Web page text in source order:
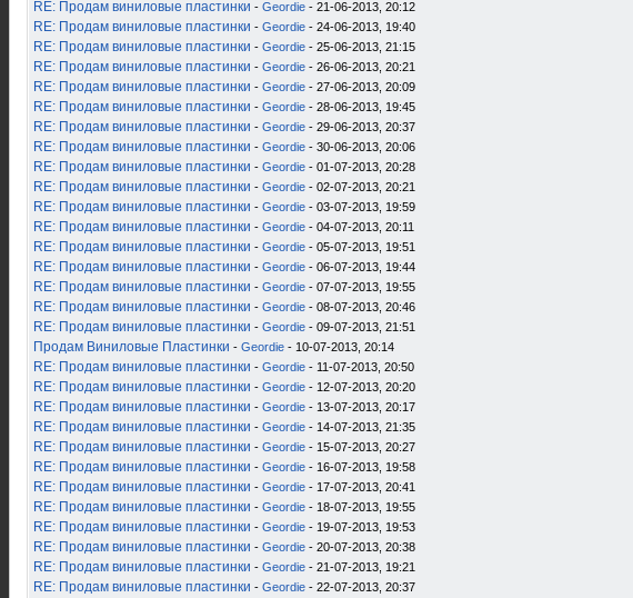
RE: Продам виниловые пластинки - Geordie - 21-06-2013, 20:12
RE: Продам виниловые пластинки - Geordie - 24-06-2013, 19:40
RE: Продам виниловые пластинки - Geordie - 25-06-2013, 21:15
RE: Продам виниловые пластинки - Geordie - 26-06-2013, 20:21
RE: Продам виниловые пластинки - Geordie - 27-06-2013, 20:09
RE: Продам виниловые пластинки - Geordie - 28-06-2013, 19:45
RE: Продам виниловые пластинки - Geordie - 29-06-2013, 20:37
RE: Продам виниловые пластинки - Geordie - 30-06-2013, 20:06
RE: Продам виниловые пластинки - Geordie - 01-07-2013, 20:28
RE: Продам виниловые пластинки - Geordie - 02-07-2013, 20:21
RE: Продам виниловые пластинки - Geordie - 03-07-2013, 19:59
RE: Продам виниловые пластинки - Geordie - 04-07-2013, 20:11
RE: Продам виниловые пластинки - Geordie - 05-07-2013, 19:51
RE: Продам виниловые пластинки - Geordie - 06-07-2013, 19:44
RE: Продам виниловые пластинки - Geordie - 07-07-2013, 19:55
RE: Продам виниловые пластинки - Geordie - 08-07-2013, 20:46
RE: Продам виниловые пластинки - Geordie - 09-07-2013, 21:51
Продам Виниловые Пластинки - Geordie - 10-07-2013, 20:14
RE: Продам виниловые пластинки - Geordie - 11-07-2013, 20:50
RE: Продам виниловые пластинки - Geordie - 12-07-2013, 20:20
RE: Продам виниловые пластинки - Geordie - 13-07-2013, 20:17
RE: Продам виниловые пластинки - Geordie - 14-07-2013, 21:35
RE: Продам виниловые пластинки - Geordie - 15-07-2013, 20:27
RE: Продам виниловые пластинки - Geordie - 16-07-2013, 19:58
RE: Продам виниловые пластинки - Geordie - 17-07-2013, 20:41
RE: Продам виниловые пластинки - Geordie - 18-07-2013, 19:55
RE: Продам виниловые пластинки - Geordie - 19-07-2013, 19:53
RE: Продам виниловые пластинки - Geordie - 20-07-2013, 20:38
RE: Продам виниловые пластинки - Geordie - 21-07-2013, 19:21
RE: Продам виниловые пластинки - Geordie - 22-07-2013, 20:37